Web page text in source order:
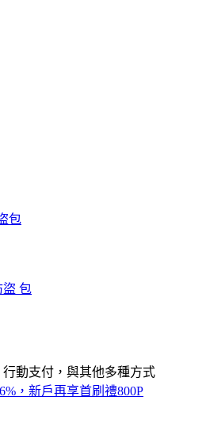
包
盜 包
動支付，與其他多種方式
，新戶再享首刷禮800P